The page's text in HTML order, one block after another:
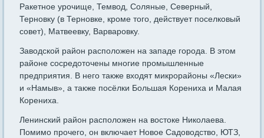
Ракетное урочище, Темвод, Соляные, Северный,
Терновку (в Терновке, кроме того, действует поселковый
совет), Матвеевку, Варваровку.
Заводской район расположен на западе города. В этом
районе сосредоточены многие промышленные
предприятия. В него также входят микрорайоны «Лески»
и «Намыв», а также посёлки Большая Корениха и Малая
Корениха.
Ленинский район расположен на востоке Николаева.
Помимо прочего, он включает Новое Садоводство, ЮТЗ,